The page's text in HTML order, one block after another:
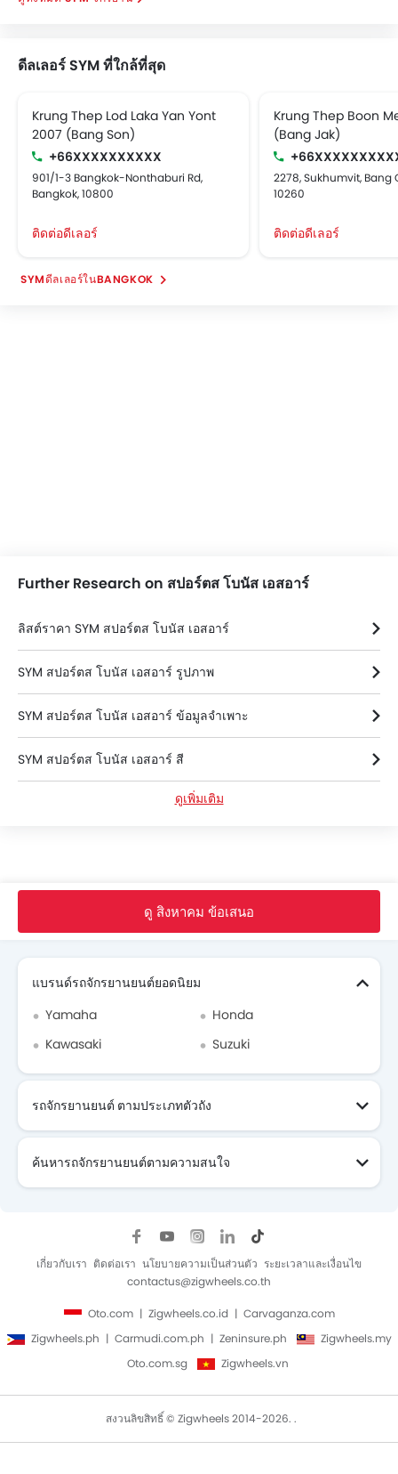
ดีลเลอร์ SYM ที่ใกล้ที่สุด
Krung Thep Lod Laka Yan Yont
2007 (Bang Son)
+66XXXXXXXXXX
901/1-3 Bangkok-Nonthaburi Rd,
Bangkok, 10800
ติดต่อดีเลอร์
Krung Thep Boon
(Bang Jak)
2278, Sukhumvit, Bang
10260
ติดต่อดีเลอร์
SYMดีลเลอร์ในBANGKOK
Further Research on สปอร์ตส โบนัส เอสอาร์
ลิสต์ราคา SYM สปอร์ตส โบนัส เอสอาร์
SYM สปอร์ตส โบนัส เอสอาร์ รูปภาพ
SYM สปอร์ตส โบนัส เอสอาร์ ข้อมูลจำเพาะ
SYM สปอร์ตส โบนัส เอสอาร์ สี
SYM สปอร์ตส โบนัส เอสอาร์ FAQs
ดูเพิ่มเติม
ดู สิงหาคม ข้อเสนอ
Search Other รถจักรยานยนต์
แบรนด์รถจักรยานยนต์ยอดนิยม
Yamaha
Honda
Kawasaki
Suzuki
รถจักรยานยนต์ ตามประเภทตัวถัง
ค้นหารถจักรยานยนต์ตามความสนใจ
เกี่ยวกับเรา ติดต่อเรา นโยบายความเป็นส่วนตัว ระยะเวลาและเงื่อนไข
contactus@zigwheels.co.th
Oto.com Zigwheels.co.id
Carvaganza.com
Zigwheels.ph
Carmudi.com.ph Zeninsure.ph
Zigwheels.my
Oto.com.sg
Zigwheels.vn
สงวนลิขสิทธิ์ © Zigwheels 2014-2026. .